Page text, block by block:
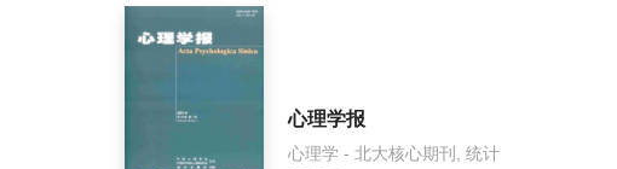
心理学报
心理学 - 北大核心期刊, 统计